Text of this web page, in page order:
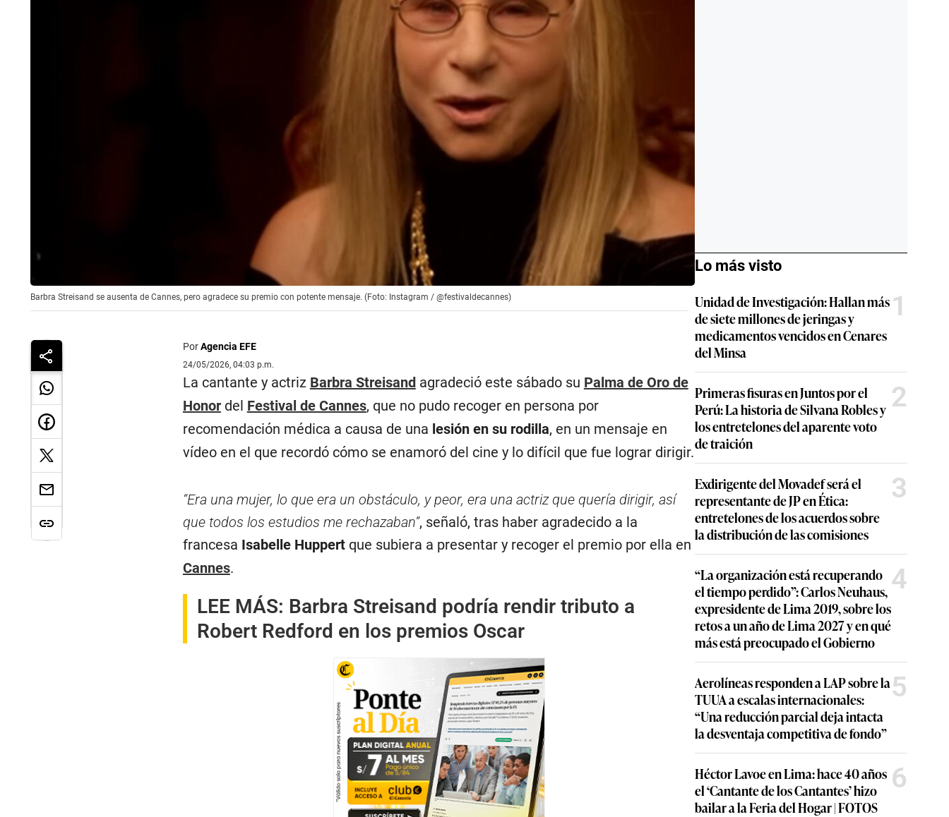
Barbra Streisand se ausenta de Cannes, pero agradece su premio con potente mensaje. (Foto: Instagram / @festivaldecannes)
PorAgencia EFE
24/05/2026, 04:03 p.m.
La cantante y actriz Barbra Streisandagradeció este sábado su Palma de Oro de
Honor del Festival de Cannes, que no pudo recoger en persona por
recomendación médica a causa de una lesión en su rodilla, en un mensaje en
vídeo en el que recordó cómo se enamoró del cine y lo difícil que fue lograr dirigir.
“Era una mujer, lo que era un obstáculo, y peor, era una actriz que quería dirigir, así
que todos los estudios me rechazaban”, señaló, tras haber agradecido a la
francesa Isabelle Huppertque subiera a presentar y recoger el premio por ella en
Cannes.
LEE MÁS: Barbra Streisand podría rendir tributo a
Robert Redford en los premios Oscar
Lo más visto
Unidad de Investigación: Hallan más
de siete millones de jeringas y
medicamentos vencidos en Cenares
del Minsa
1
Primeras fisuras en Juntos por el
Perú: La historia de Silvana Robles y
los entretelones del aparente voto
de traición
2
Exdirigente del Movadef será el
representante de JP en Ética:
entretelones de los acuerdos sobre
la distribución de las comisiones
3
“La organización está recuperando
el tiempo perdido”: Carlos Neuhaus,
expresidente de Lima 2019, sobre los
retos a un año de Lima 2027 y en qué
más está preocupado el Gobierno
4
Aerolíneas responden a LAP sobre la
TUUA a escalas internacionales:
“Una reducción parcial deja intacta
la desventaja competitiva de fondo”
5
Héctor Lavoe en Lima: hace 40 años
el ‘Cantante de los Cantantes’ hizo
bailar a la Feria del Hogar | FOTOS
6